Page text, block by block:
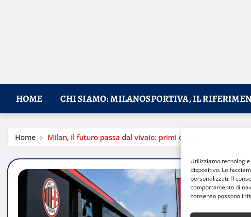
Utilizziamo
dispositivo. Lo
personalizzati. Il
comportamento di
consenso possono
HOME CHI SIAMO: MILANOSPORTIVA, IL
Home Milan, il futuro passa dal vivaio: primi contratti